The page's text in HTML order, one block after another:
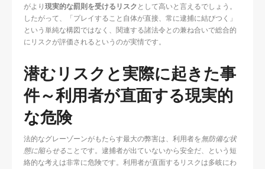
がより 現実的な罰則を受けるリスク として高いと言えるでしょう。
したがって、「プレイすること自体が直接、常に逮捕に結びつく」
という単純な構図ではなく、関連する諸法令との兼ね合いで総合的
にリスクが評価されるというのが実情です。
潜むリスクと実際に起きた事
件～利用者が直面する現実的
な危険
法的なグレーゾーンがもたらす最大の弊害は、利用者を無防備な状
態に陥らせることです。逮捕者が出ていないから安全だ、という短
絡的な考えは非常に危険です。利用者が直面するリスクは多岐にわ